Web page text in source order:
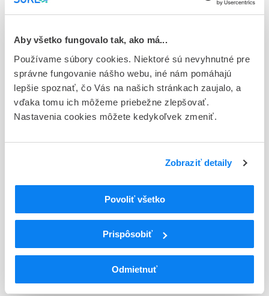
Aby všetko fungovalo tak, ako má...
Používame súbory cookies. Niektoré sú nevyhnutné pre
správne fungovanie nášho webu, iné nám pomáhajú
lepšie spoznať, čo Vás na našich stránkach zaujalo, a
vďaka tomu ich môžeme priebežne zlepšovať.
Nastavenia cookies môžete kedykoľvek zmeniť.
Zobraziť detaily
Povoliť všetko
Prispôsobiť
Odmietnuť
cps dur 90x6 mg (blis.Al/PVDC/PVC/PVDC)
D - Registrácia bez obmedzenia platnosti
Typ registračnej procedúry
Národná
Držiteľ, krajina
L03
Imunomodulátory/-stimulanciá (zmena WHO)
Imunostimulanciá (zmena WHO)
L03AX
Iné imunostimulanciá (zmena WHO)
Podrobnosti o lieku